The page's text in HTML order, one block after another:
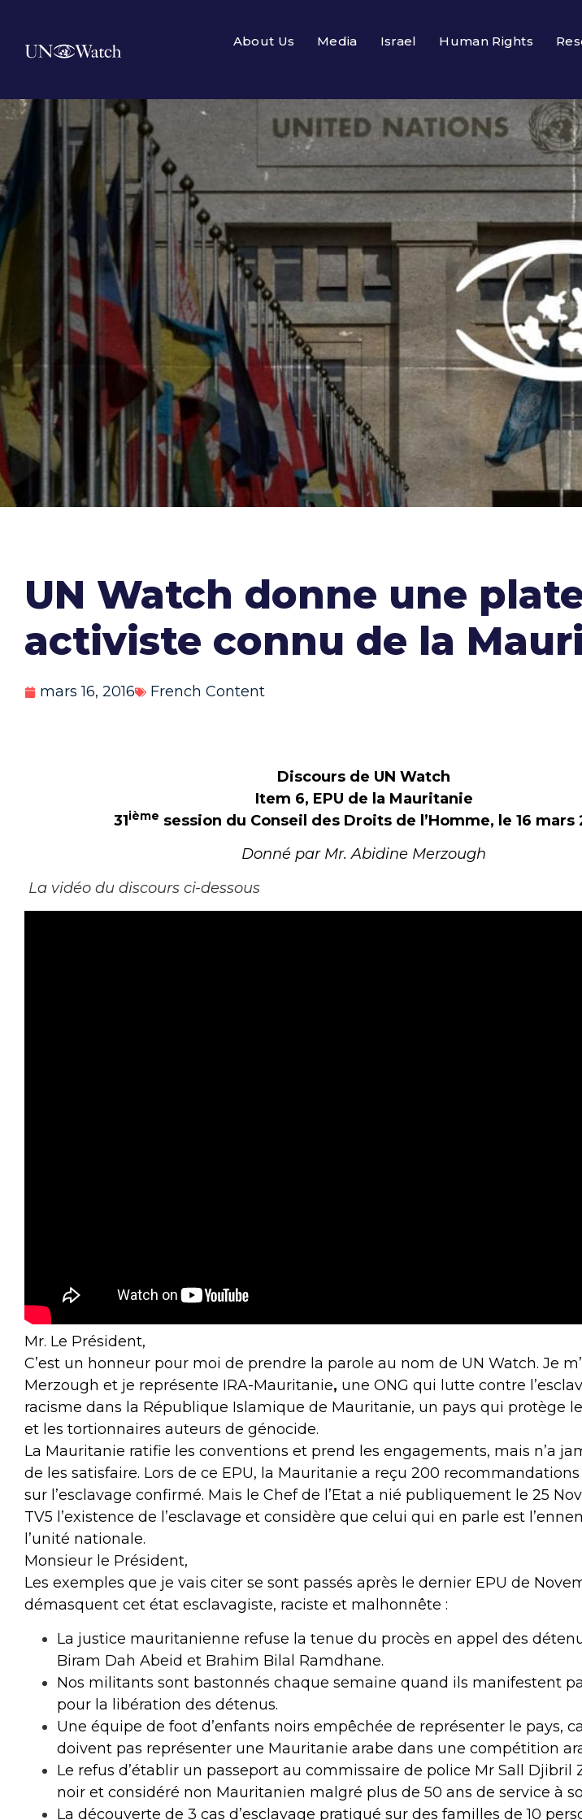
About Us Media Israel Human Rights
UN Watch donne une
activiste connu de la
mars 16, 2016 French Content
Discours de UN Watch
Item 6, EPU de la Mauritanie
31ième session du Conseil des Droits de l’Homme, le 16 mars
Donné par Mr. Abidine Merzough
La vidéo du discours ci-dessous
Mr. Le Président,
C’est un honneur pour moi de prendre la parole au nom de UN Watch. Je
Merzough et je représente IRA-Mauritanie, une ONG qui lutte contre
racisme dans la République Islamique de Mauritanie, un pays qui protège
et les tortionnaires auteurs de génocide.
La Mauritanie ratifie les conventions et prend les engagements, mais n’a
de les satisfaire. Lors de ce EPU, la Mauritanie a reçu 200
sur l’esclavage confirmé. Mais le Chef de l’Etat a nié publiquement le 25
TV5 l’existence de l’esclavage et considère que celui qui en parle est
l’unité nationale.
Monsieur le Président,
Les exemples que je vais citer se sont passés après le dernier EPU de
démasquent cet état esclavagiste, raciste et malhonnête :
La justice mauritanienne refuse la tenue du procès en appel des
Biram Dah Abeid et Brahim Bilal Ramdhane.
Nos militants sont bastonnés chaque semaine quand ils manifestent
pour la libération des détenus.
Une équipe de foot d’enfants noirs empêchée de représenter le pays,
doivent pas représenter une Mauritanie arabe dans une compétition
Le refus d’établir un passeport au commissaire de police Mr Sall Djibril
noir et considéré non Mauritanien malgré plus de 50 ans de service à
La découverte de 3 cas d’esclavage pratiqué sur des familles de 10